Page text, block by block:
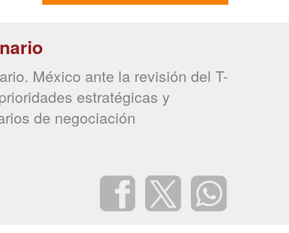
México ante la revisión del T-
estratégicas y
de negociación